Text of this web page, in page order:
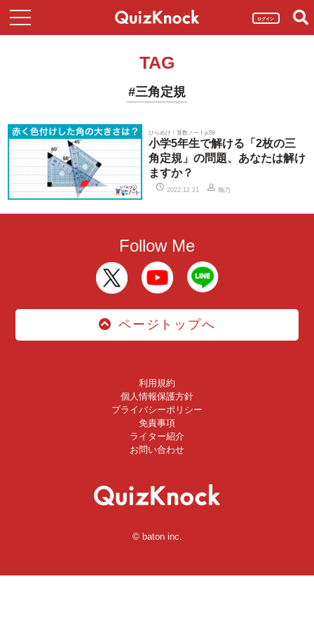
ログイン
TAG
#三角定規
ひらめけ！算数ノートp.59
小学5年生で解ける「2枚の三
角定規」の問題、あなたは解け
ますか？
2022.12.21 鞠乃
Follow Me
ページトップへ
利用規約
個人情報保護方針
プライバシーポリシー
免責事項
ライター紹介
お問い合わせ
© baton inc.